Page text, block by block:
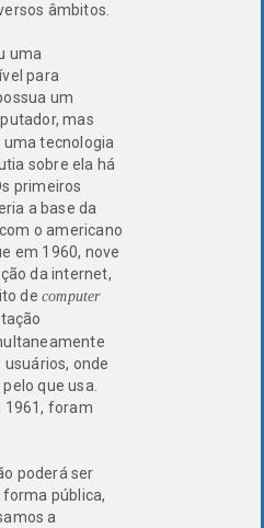
âmbitos.
uma
para
um
mas
uma tecnologia
sobre ela há
primeiros
a base da
o americano
em 1960, nove
da internet,
de computer
onde
que usa.
1961, foram
poderá ser
pública,
a